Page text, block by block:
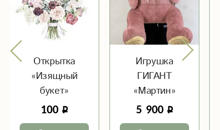
Открытка
«Изящный
букет»
100
Игрушка
ГИГАНТ
«Мартин»
5 900